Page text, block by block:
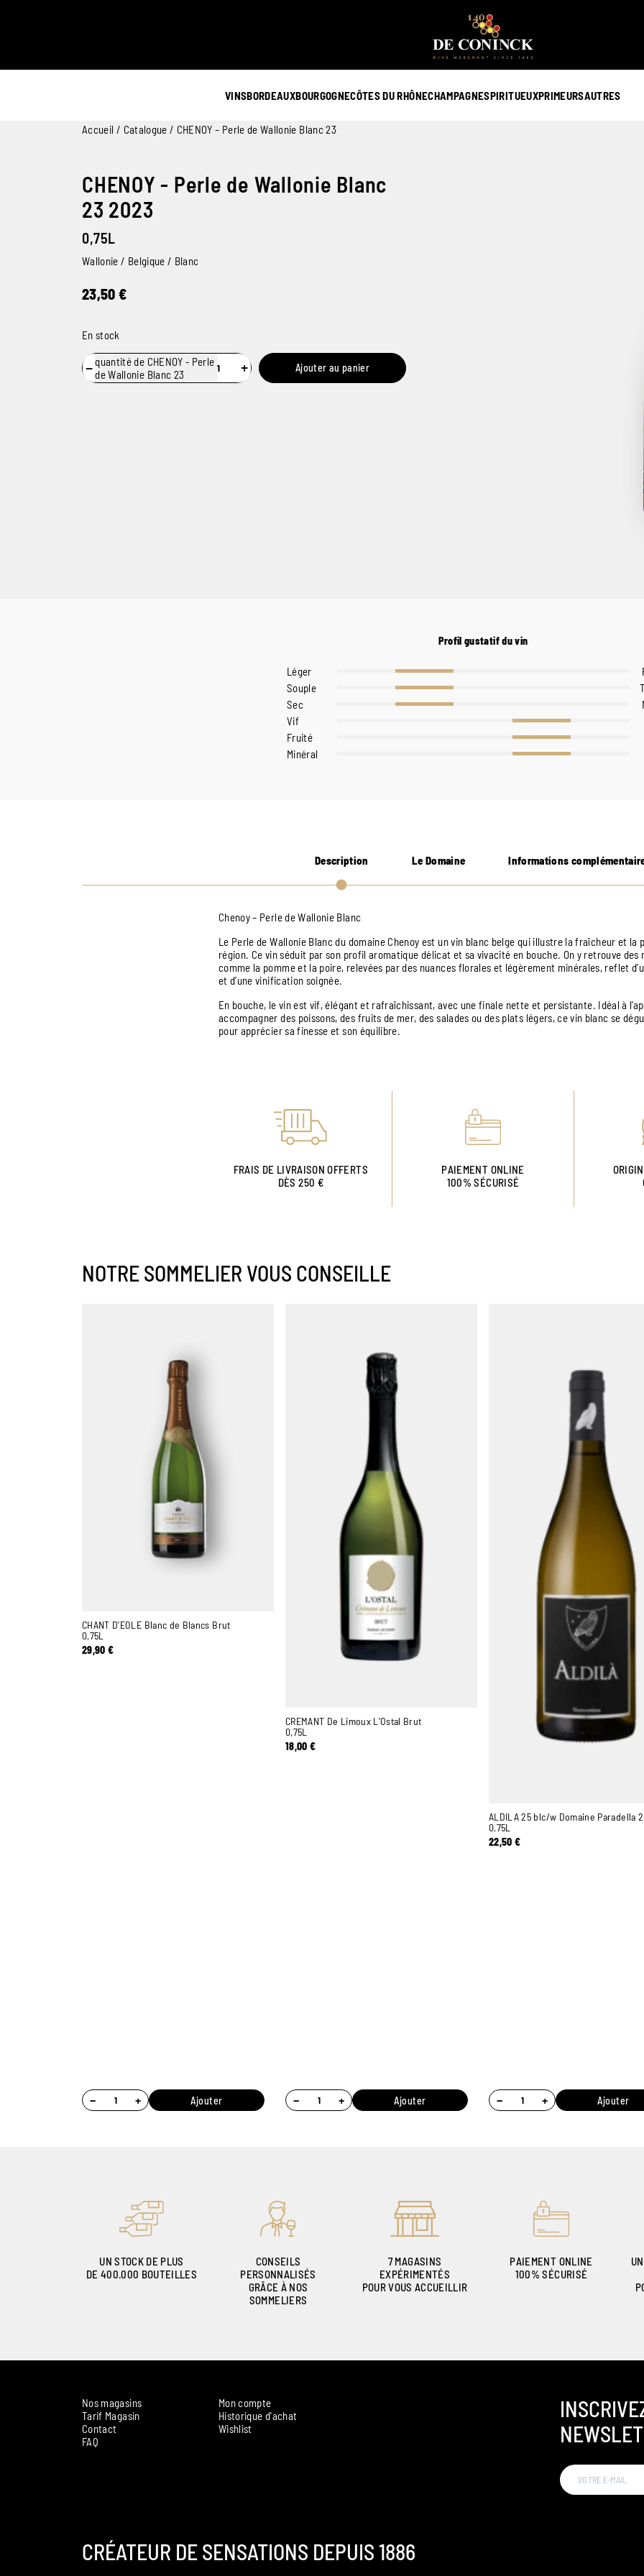
VINSBORDEAUXBOURGOGNECÔTES DU RHÔNECHAMPAGNESPIRITUEUXPRIMEURSAUTRES
Accueil / Catalogue / CHENOY – Perle de Wallonie Blanc 23
CHENOY - Perle de Wallonie Blanc
23 2023
0,75L
Wallonie / Belgique / Blanc
23,50 €
En stock
− quantité de CHENOY - Perle
de Wallonie Blanc 23
+ Ajouter au panier
Profil gustatif du vin
Léger
Souple
Sec
Vif
Fruité
Minéral
Description Le Domaine Informations
Chenoy – Perle de Wallonie Blanc
Le Perle de Wallonie Blanc du domaine Chenoy est un vin blanc belge qui illustre la fraîcheur et la
région. Ce vin séduit par son profil aromatique délicat et sa vivacité en bouche. On y retrouve
comme la pomme et la poire, relevées par des nuances florales et légèrement minérales, reflet
et d’une vinification soignée.
En bouche, le vin est vif, élégant et rafraîchissant, avec une finale nette et persistante. Idéal à
accompagner des poissons, des fruits de mer, des salades ou des plats légers, ce vin blanc se
pour apprécier sa finesse et son équilibre.
FRAIS DE LIVRAISON OFFERTS
DÈS 250 €
PAIEMENT ONLINE
100% SÉCURISÉ
NOTRE SOMMELIER VOUS CONSEILLE
CHANT D'EOLE Blanc de Blancs Brut
0,75L
29,90€
− + Ajouter
CREMANT De Limoux L'Ostal Brut
0,75L
18,00€
− + Ajouter
ALDILA 25 blc/w Domaine Paradella
0,75L
22,50€
− + Ajouter
UN STOCK DE PLUS
DE 400.000 BOUTEILLES
CONSEILS
PERSONNALISÉS
GRÂCE À NOS
SOMMELIERS
7 MAGASINS
EXPÉRIMENTÉS
POUR VOUS ACCUEILLIR
PAIEMENT ONLINE
100% SÉCURISÉ
Nos magasins
Tarif Magasin
Contact
FAQ
Mon compte
Historique d'achat
Wishlist
CRÉATEUR DE SENSATIONS DEPUIS 1886